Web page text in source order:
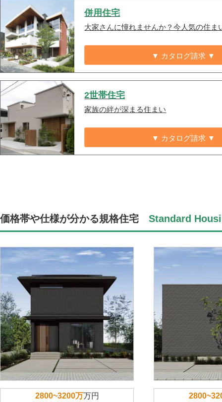
併用住宅
大家さんに憧れませんか？今人気の住ま
▼ カタログ請求 ▼
2世帯住宅
家族の絆が深まる住まい
▼ カタログ請求 ▼
価格帯や仕様が分かる規格住宅 Standard
2800~3200万万円